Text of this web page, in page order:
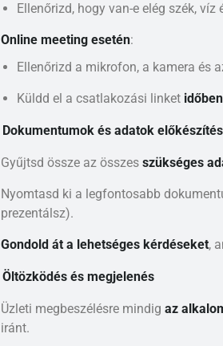
Ellenőrizd, hogy van-e elég szék,
Online meeting esetén:
Ellenőrizd a mikrofon, a kamera és
Küldd el a csatlakozási linket időben
Dokumentumok és adatok
Gyűjtsd össze az összes szükséges
Nyomtasd ki a legfontosabb
prezentálsz).
Gondold át a lehetséges kérdéseket,
Öltözködés és megjelenés
Üzleti megbeszélésre mindig az
iránt.